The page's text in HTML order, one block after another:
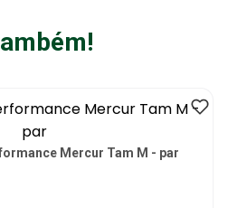
Mercur Tam M - par